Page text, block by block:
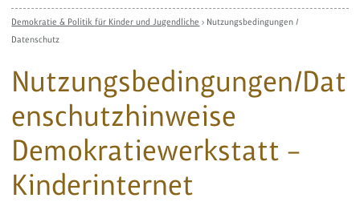
Demokratie & Politik für Kinder und Jugendliche › Nutzungsbedingungen /
Datenschutz
Nutzungsbedingungen/Dat
enschutzhinweise
Demokratiewerkstatt –
Kinderinternet